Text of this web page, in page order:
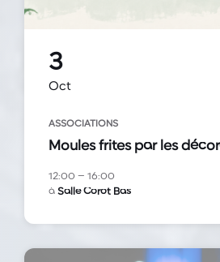
3
Oct
ASSOCIATIONS
Moules frites par les
12:00 – 16:00
à Salle Corot Bas